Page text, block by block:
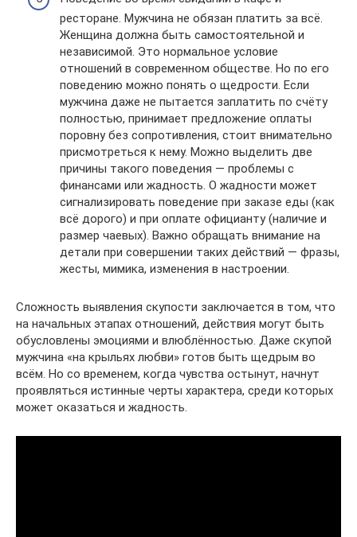
ресторане. Мужчина не обязан платить за всё.
Женщина должна быть самостоятельной и
независимой. Это нормальное условие
отношений в современном обществе. Но по его
поведению можно понять о щедрости. Если
мужчина даже не пытается заплатить по счёту
полностью, принимает предложение оплаты
поровну без сопротивления, стоит внимательно
присмотреться к нему. Можно выделить две
причины такого поведения — проблемы с
финансами или жадность. О жадности может
сигнализировать поведение при заказе еды (как
всё дорого) и при оплате официанту (наличие и
размер чаевых). Важно обращать внимание на
детали при совершении таких действий — фразы,
жесты, мимика, изменения в настроении.
Сложность выявления скупости заключается в том, что
на начальных этапах отношений, действия могут быть
обусловлены эмоциями и влюблённостью. Даже скупой
мужчина «на крыльях любви» готов быть щедрым во
всём. Но со временем, когда чувства остынут, начнут
проявляться истинные черты характера, среди которых
может оказаться и жадность.